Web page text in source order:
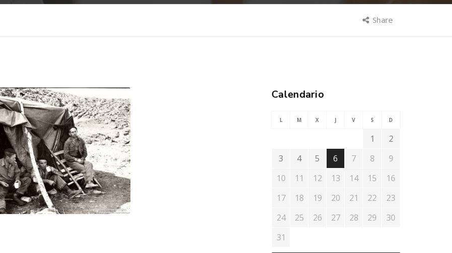
Share
Calendario
L M X J V S D
1
2
3
4 5 6 7 8
9
10
11 12 13 14 15
16
17
18 19 20 21 22
23
24
25 26 27 28 29
30
31